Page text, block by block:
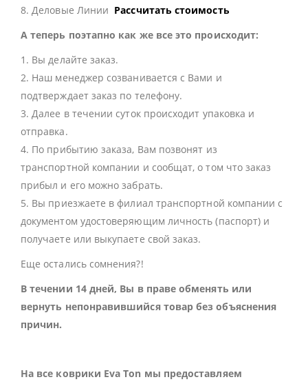
8. Деловые Линии Рассчитать стоимость
А теперь поэтапно как же все это происходит:
1. Вы делайте заказ.
2. Наш менеджер созванивается с Вами и
подтверждает заказ по телефону.
3. Далее в течении суток происходит упаковка и
отправка.
4. По прибытию заказа, Вам позвонят из
транспортной компании и сообщат, о том что заказ
прибыл и его можно забрать.
5. Вы приезжаете в филиал транспортной компании с
документом удостоверяющим личность (паспорт) и
получаете или выкупаете свой заказ.
Еще остались сомнения?!
В течении 14 дней, Вы в праве обменять или
вернуть непонравившийся товар без объяснения
причин.
На все коврики Eva Ton мы предоставляем